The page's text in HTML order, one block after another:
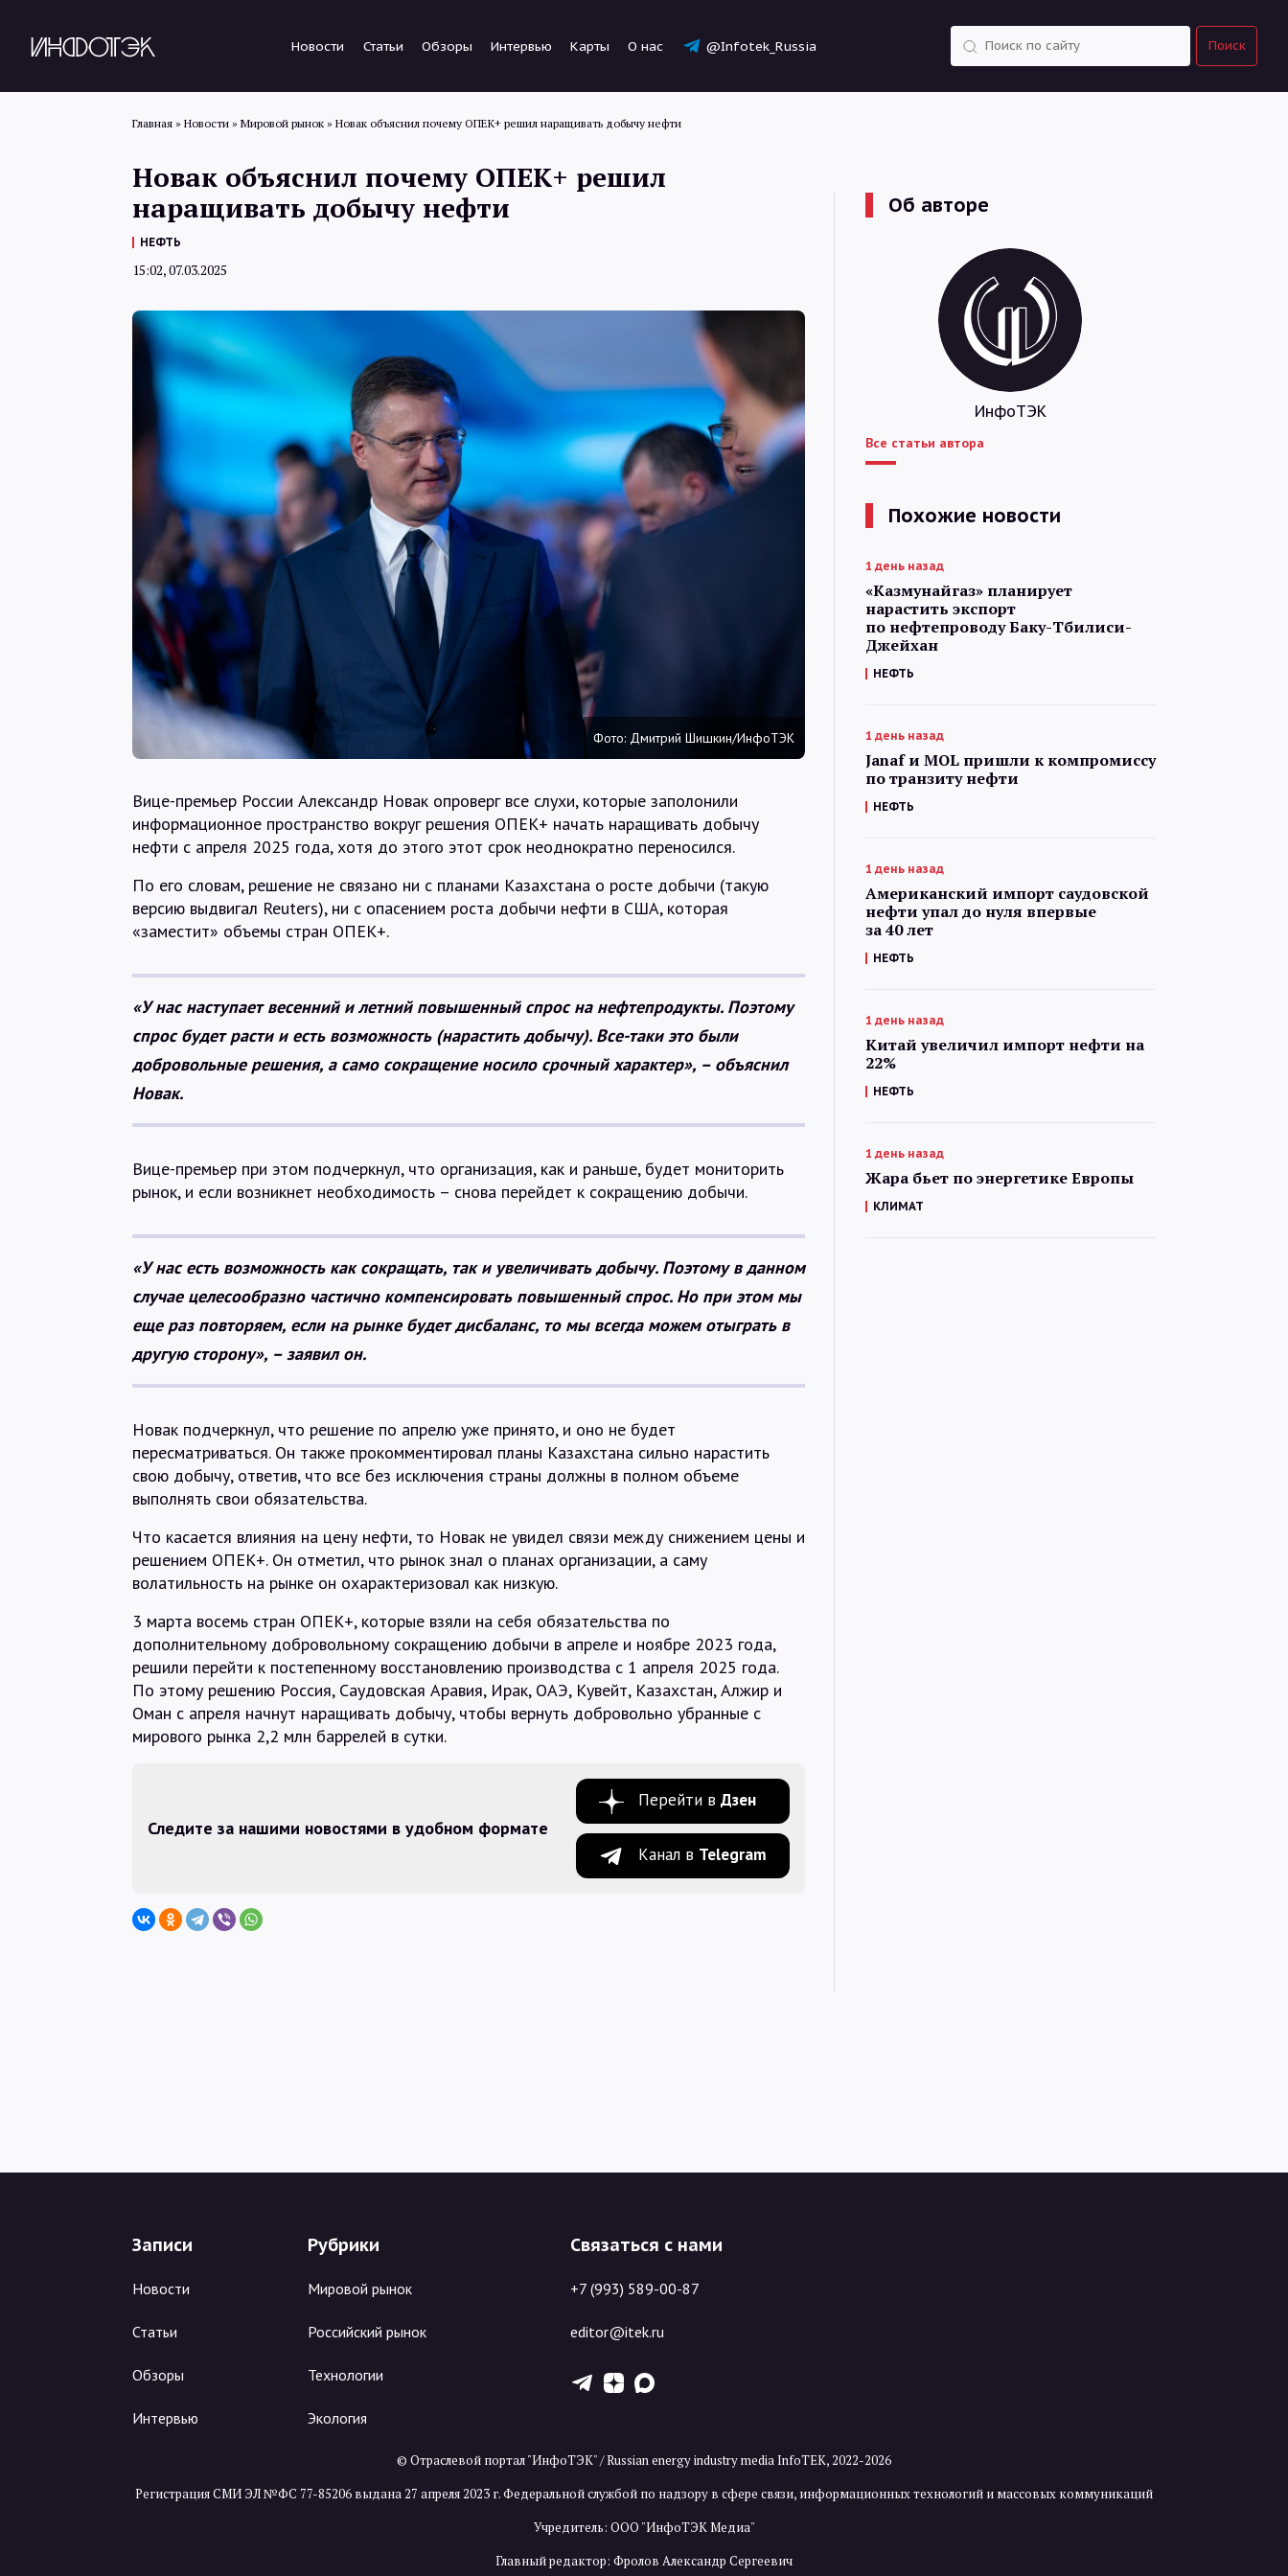
Новости Статьи Обзоры Интервью Карты О нас @Infotek_Russia Поиск
Статьи
Обзоры
Интервью
Карты
Главная » Новости » Мировой рынок » Новак объяснил почему ОПЕК+ решил наращивать добычу нефти
Новак объяснил почему ОПЕК+ решил
наращивать добычу нефти
НЕФТЬ
15:02, 07.03.2025
Фото: Дмитрий Шишкин/ИнфоТЭК
Вице-премьер России Александр Новак опроверг все слухи, которые заполонили
информационное пространство вокруг решения ОПЕК+ начать наращивать добычу
нефти с апреля 2025 года, хотя до этого этот срок неоднократно переносился.
По его словам, решение не связано ни с планами Казахстана о росте добычи (такую
версию выдвигал Reuters), ни с опасением роста добычи нефти в США, которая
«заместит» объемы стран ОПЕК+.
«У нас наступает весенний и летний повышенный спрос на нефтепродукты. Поэтому
спрос будет расти и есть возможность (нарастить добычу). Все-таки это были
добровольные решения, а само сокращение носило срочный характер», – объяснил
Новак.
Вице-премьер при этом подчеркнул, что организация, как и раньше, будет мониторить
рынок, и если возникнет необходимость – снова перейдет к сокращению добычи.
«У нас есть возможность как сокращать, так и увеличивать добычу. Поэтому в данном
случае целесообразно частично компенсировать повышенный спрос. Но при этом мы
еще раз повторяем, если на рынке будет дисбаланс, то мы всегда можем отыграть в
другую сторону», – заявил он.
Новак подчеркнул, что решение по апрелю уже принято, и оно не будет
пересматриваться. Он также прокомментировал планы Казахстана сильно нарастить
свою добычу, ответив, что все без исключения страны должны в полном объеме
выполнять свои обязательства.
Что касается влияния на цену нефти, то Новак не увидел связи между снижением цены и
решением ОПЕК+. Он отметил, что рынок знал о планах организации, а саму
волатильность на рынке он охарактеризовал как низкую.
3 марта восемь стран ОПЕК+, которые взяли на себя обязательства по
дополнительному добровольному сокращению добычи в апреле и ноябре 2023 года,
решили перейти к постепенному восстановлению производства с 1 апреля 2025 года.
По этому решению Россия, Саудовская Аравия, Ирак, ОАЭ, Кувейт, Казахстан, Алжир и
Оман с апреля начнут наращивать добычу, чтобы вернуть добровольно убранные с
мирового рынка 2,2 млн баррелей в сутки.
Следите за нашими новостями в удобном формате
Перейти в Дзен
Канал в Telegram
Об авторе
ИнфоТЭК
Все статьи автора
Похожие новости
1 день назад
«Казмунайгаз» планирует
нарастить экспорт
по нефтепроводу Баку-Тбилиси-
Джейхан
НЕФТЬ
1 день назад
Janaf и MOL пришли к компромиссу
по транзиту нефти
НЕФТЬ
1 день назад
Американский импорт саудовской
нефти упал до нуля впервые
за 40 лет
НЕФТЬ
1 день назад
Китай увеличил импорт нефти на
22%
НЕФТЬ
1 день назад
Жара бьет по энергетике Европы
КЛИМАТ
Записи
Новости
Статьи
Обзоры
Интервью
Рубрики
Мировой рынок
Российский рынок
Технологии
Экология
Связаться с нами
+7 (993) 589-00-87
editor@itek.ru
T Z X
© Отраслевой портал "ИнфоТЭК" / Russian energy industry media InfoTEK, 2022-2026
Регистрация СМИ ЭЛ №ФС 77-85206 выдана 27 апреля 2023 г. Федеральной службой по надзору в сфере связи, информационных технологий и массовых коммуникаций
Учредитель: ООО "ИнфоТЭК Медиа"
Главный редактор: Фролов Александр Сергеевич